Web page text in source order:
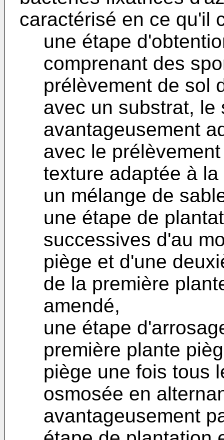
caractérisé en ce qu'il
une étape
comprenant des
prélèvement de sol
avec un substrat, le
avantageusement
avec le
texture adaptée à
un mélange de
une étape de
successives d'au
piège et d'une
de la première
amendé,
une étape
première plante
piège une fois tous
osmosée en
avantageusement